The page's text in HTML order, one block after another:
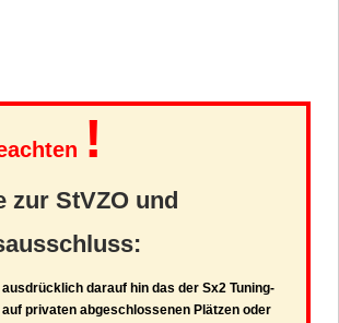
!
zur StVZO und
darauf hin das der Sx2 Tuning-
auf privaten abgeschlossenen Plätzen oder